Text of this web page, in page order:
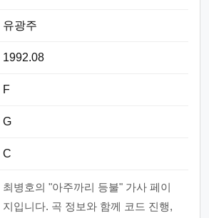
유광주
1992.08
F
G
C
최병호의 "아주까리 등불" 가사 페이
지입니다. 곡 정보와 함께 코드 진행,